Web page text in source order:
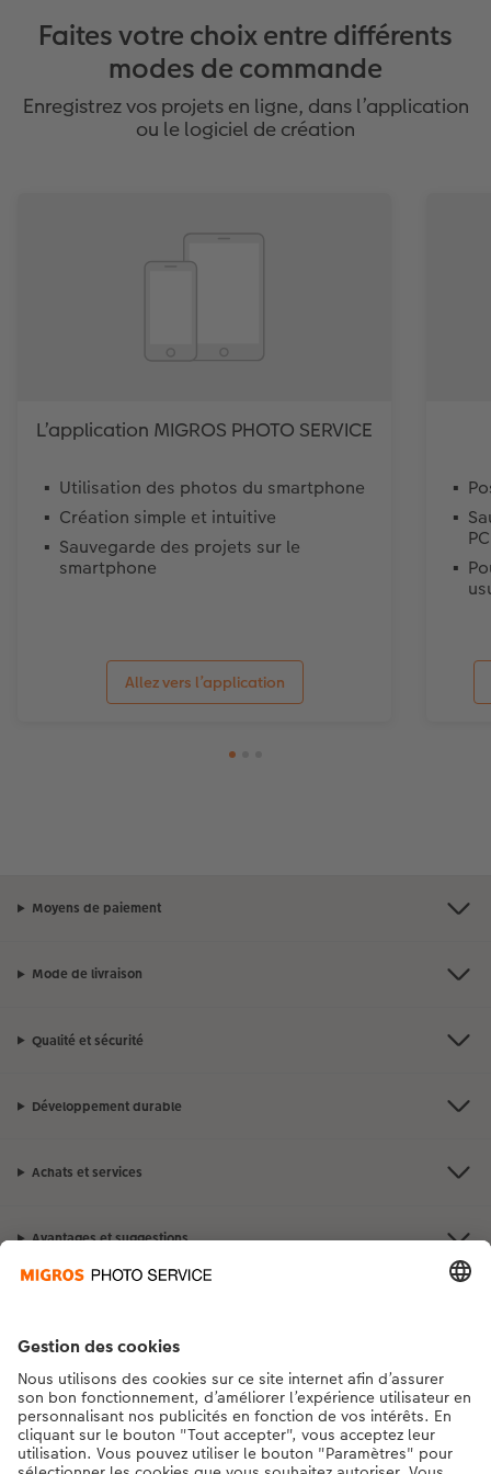
Faites votre choix entre différents
modes de commande
Enregistrez vos projets en ligne, dans l’application
ou le logiciel de création
L’application MIGROS PHOTO SERVICE
Utilisation des photos du smartphone
Création simple et intuitive
Sauvegarde des projets sur le
smartphone
Allez vers l’application
PC
Moyens de paiement
Mode de livraison
Qualité et sécurité
Développement durable
Achats et services
Avantages et suggestions
La Migros
Si vous avez des questions concernant nos produits ou votre commande,
n'hésitez pas à nous contacter du lundi au dimanche, de 9h00 à 20h00